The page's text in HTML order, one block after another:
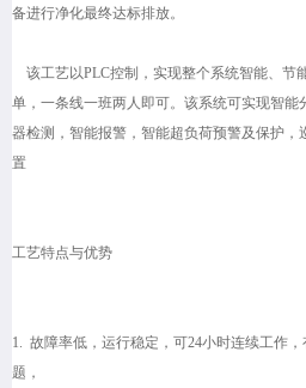
备进行净化最终达标排放。
该工艺以PLC控制，实现整个系统智能、节
单，一条线一班两人即可。该系统可实现智
器检测，智能报警，智能超负荷预警及保护，
置
工艺特点与优势
1. 故障率低，运行稳定，可24小时连续工作
题，